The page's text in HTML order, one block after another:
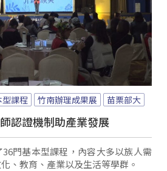
課程 竹南辦理成果展 苗栗部大
認證機制助產業發展
門基本型課程，內容大多以族人需
、教育、產業以及生活等學群。